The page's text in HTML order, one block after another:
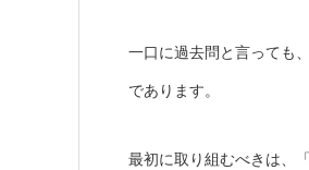
一口に過去問と言っても
であります。
最初に取り組むべきは、